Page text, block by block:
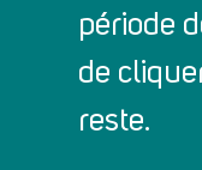
période
de
reste.